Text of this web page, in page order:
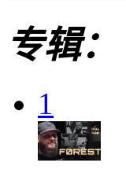
专辑：
1